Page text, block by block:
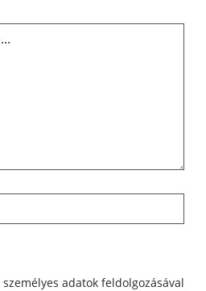
személyes adatok feldolgozásával